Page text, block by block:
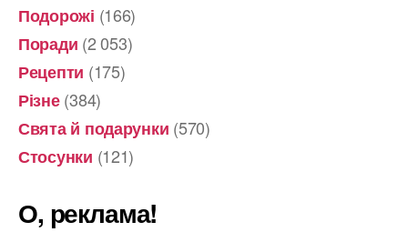
Подорожі (166)
Поради (2 053)
Рецепти (175)
Різне(384)
Свята й подарунки (570)
Стосунки (121)
О, реклама!